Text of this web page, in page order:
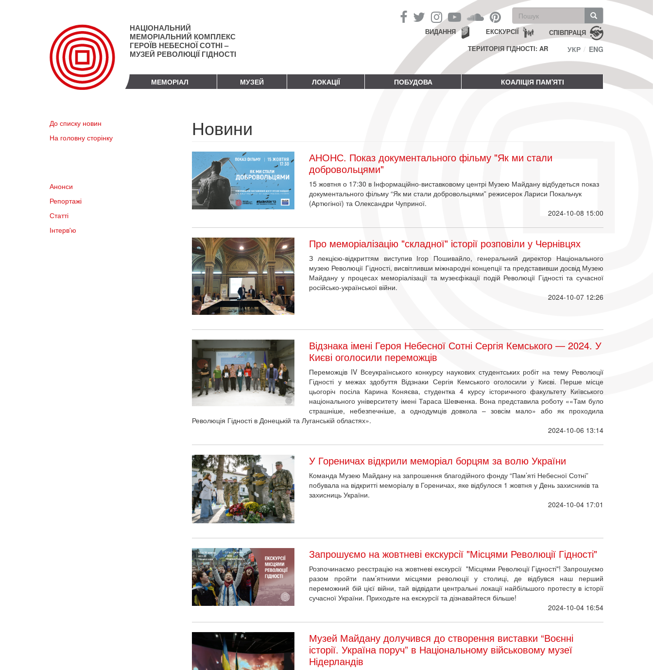
НАЦІОНАЛЬНИЙ
МЕМОРІАЛЬНИЙ КОМПЛЕКС
ГЕРОЇВ НЕБЕСНОЇ СОТНІ –
МУЗЕЙ РЕВОЛЮЦІЇ ГІДНОСТІ
Пошукова
форма
Пошук СПІВПРАЦЯ
ЕКСКУРСІЇ
ВИДАННЯ
ТЕРИТОРІЯ ГІДНОСТІ: AR
УКР ENG
МЕМОРІАЛ МУЗЕЙ ЛОКАЦІЇ ПОБУДОВА КОАЛІЦІЯ ПАМ'ЯТІ
До списку новин
На головну сторінку
Анонси
Репортажі
Статті
Інтерв'ю
Новини
АНОНС. Показ документального фільму "Як ми стали
добровольцями"
15 жовтня о 17:30 в Інформаційно-виставковому центрі Музею Майдану відбудеться показ
документального фільму “Як ми стали добровольцями” режисерок Лариси Покальчук
(Артюгіної) та Олександри Чуприної.
2024-10-08 15:00
Про меморіалізацію "складної" історії розповіли у Чернівцях
З лекцією-відкриттям виступив Ігор Пошивайло, генеральний директор Національного
музею Революції Гідності, висвітливши міжнародні концепції та представивши досвід Музею
Майдану у процесах меморіалізації та музеєфікації подій Революції Гідності та сучасної
російсько-української війни.
2024-10-07 12:26
Відзнака імені Героя Небесної Сотні Сергія Кемського — 2024. У
Києві оголосили переможців
Переможців IV Всеукраїнського конкурсу наукових студентських робіт на тему Революції
Гідності у межах здобуття Відзнаки Сергія Кемського оголосили у Києві. Перше місце
цьогоріч посіла Карина Коняєва, студентка 4 курсу історичного факультету Київського
національного університету імені Тараса Шевченка. Вона представила роботу ««Там було
страшніше, небезпечніше, а однодумців довкола – зовсім мало» або як проходила
Революція Гідності в Донецькій та Луганській областях».
2024-10-06 13:14
У Гореничах відкрили меморіал борцям за волю України
Команда Музею Майдану на запрошення благодійного фонду “Пам’яті Небесної Сотні”
побувала на відкритті меморіалу в Гореничах, яке відбулося 1 жовтня у День захисників та
захисниць України.
2024-10-04 17:01
Запрошуємо на жовтневі екскурсії "Місцями Революції Гідності"
Розпочинаємо реєстрацію на жовтневі екскурсії "Місцями Революції Гідності"! Запрошуємо
разом пройти пам’ятними місцями революції у столиці, де відбувся наш перший
переможний бій цієї війни, тай відвідати центральні локації найбільшого протесту в історії
сучасної України. Приходьте на екскурсії та дізнавайтеся більше!
2024-10-04 16:54
Музей Майдану долучився до створення виставки “Воєнні
історії. Україна поруч” в Національному військовому музеї
Нідерландів